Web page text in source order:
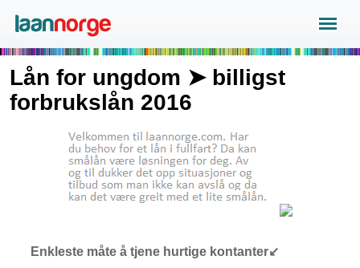
Lån for ungdom ➤ billigst
forbrukslån 2016
Enkleste måte å tjene hurtige kontanter↙